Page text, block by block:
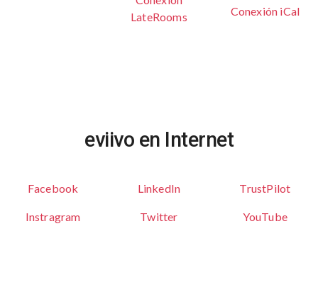
LateRooms
Conexión iCal
eviivo en Internet
Facebook
Instragram
LinkedIn
Twitter
TrustPilot
YouTube